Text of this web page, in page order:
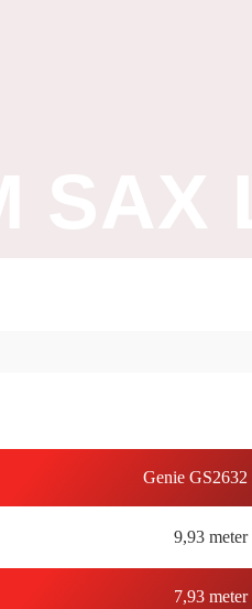
Genie GS2632
9,93 meter
7,93 meter